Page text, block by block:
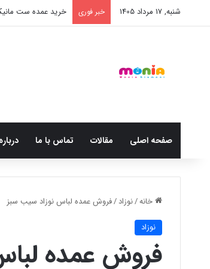
شنبه, 17 مرداد 1405 خبر فوری خرید عمده ست
صفحه اصلی مقالات تماس با ما
خانه/نوزاد/فروش عمده لباس نوزاد سیب سبز
نوزاد
فروش عمده